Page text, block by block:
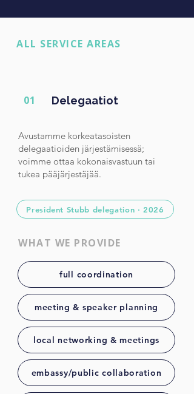
ALL SERVICE AREAS
01 Delegaatiot
Avustamme korkeatasoisten
delegaatioiden järjestämisessä;
voimme ottaa kokonaisvastuun tai
tukea pääjärjestäjää.
President Stubb delegation · 2026
WHAT WE PROVIDE
full coordination
meeting & speaker planning
local networking & meetings
embassy/public collaboration